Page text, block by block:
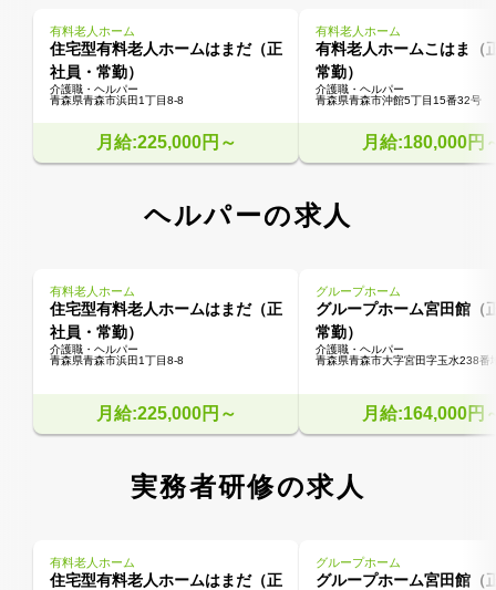
有料老人ホーム
住宅型有料老人ホームはまだ（正
社員・常勤）
介護職・ヘルパー
青森県青森市浜田1丁目8-8
月給:225,000円～
有料老人ホーム
有料老人ホームこはま（
常勤）
介護職・ヘルパー
青森県青森市沖館5丁目15番32号
月給:180,000円
ヘルパーの求人
有料老人ホーム
住宅型有料老人ホームはまだ（正
社員・常勤）
介護職・ヘルパー
青森県青森市浜田1丁目8-8
月給:225,000円～
グループホーム
グループホーム宮田館（
常勤）
介護職・ヘルパー
青森県青森市大字宮田字玉水238番
月給:164,000円
実務者研修の求人
有料老人ホーム
住宅型有料老人ホームはまだ（正
グループホーム
グループホーム宮田館（